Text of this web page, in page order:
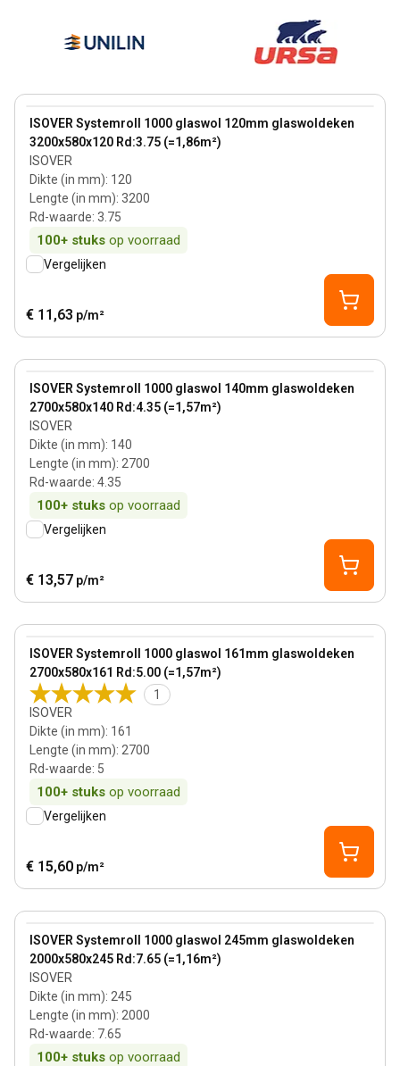
ISOVER Systemroll 1000 glaswol 120mm glaswoldeken
3200x580x120 Rd:3.75 (=1,86m²)
ISOVER
Dikte (in mm): 120
Lengte (in mm): 3200
Rd-waarde: 3.75
100+ stuks op voorraad
View product
Vergelijken
€ 11,63 p/m²
ISOVER Systemroll 1000 glaswol 140mm glaswoldeken
2700x580x140 Rd:4.35 (=1,57m²)
ISOVER
Dikte (in mm): 140
Lengte (in mm): 2700
Rd-waarde: 4.35
100+ stuks op voorraad
View product
Vergelijken
€ 13,57 p/m²
ISOVER Systemroll 1000 glaswol 161mm glaswoldeken
2700x580x161 Rd:5.00 (=1,57m²)
1
ISOVER
Dikte (in mm): 161
Lengte (in mm): 2700
Rd-waarde: 5
100+ stuks op voorraad
View product
Vergelijken
€ 15,60 p/m²
ISOVER Systemroll 1000 glaswol 245mm glaswoldeken
2000x580x245 Rd:7.65 (=1,16m²)
ISOVER
Dikte (in mm): 245
Lengte (in mm): 2000
Rd-waarde: 7.65
100+ stuks op voorraad
View product